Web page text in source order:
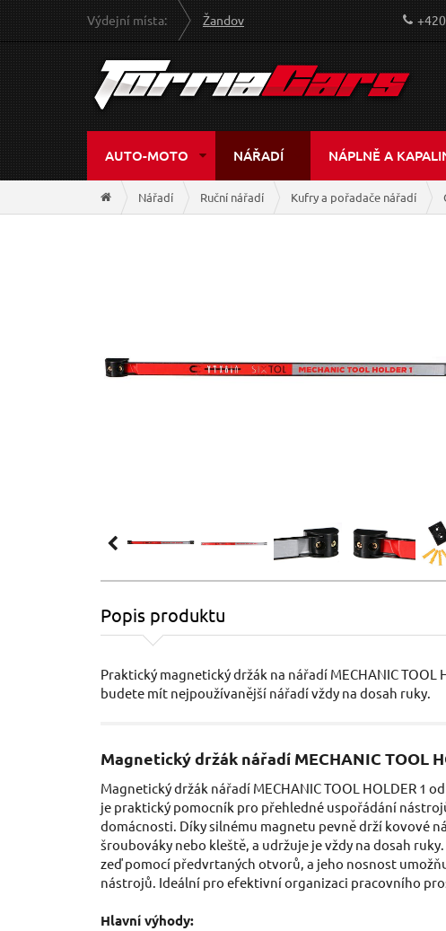
Výdejní místa: Žandov
AUTO-MOTO NÁŘADÍ NÁPLNĚ A
Nářadí Ruční nářadí Kufry a pořadače nářadí
Popis produktu
Praktický magnetický držák na nářadí MECHANIC TOOL
budete mít nejpoužívanější nářadí vždy na dosah ruky.
Magnetický držák nářadí MECHANIC TOOL
Magnetický držák nářadí MECHANIC TOOL HOLDER 1
je praktický pomocník pro přehledné uspořádání
domácnosti. Díky silnému magnetu pevně drží kovové
šroubováky nebo kleště, a udržuje je vždy na dosah
zeď pomocí předvrtaných otvorů, a jeho nosnost
nástrojů. Ideální pro efektivní organizaci pracovního
Hlavní výhody: